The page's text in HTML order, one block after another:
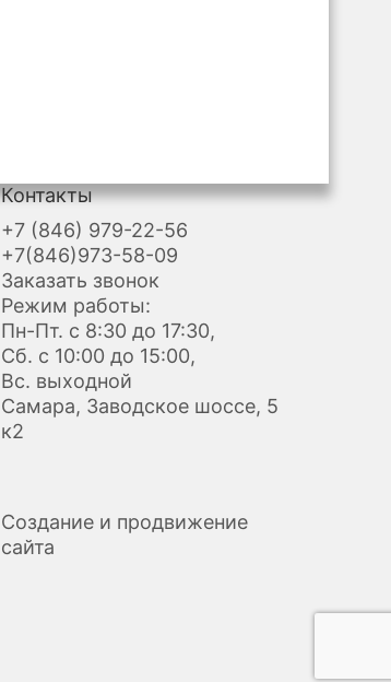
Контакты
+7 (846) 979-22-56
+7(846)973-58-09
Заказать звонок
Режим работы:
Пн-Пт. с 8:30 до 17:30,
Сб. с 10:00 до 15:00,
Вс. выходной
Самара, Заводское шоссе, 5
к2
Создание и продвижение
сайта